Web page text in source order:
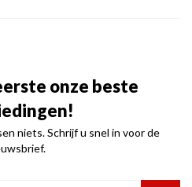
onze beste
niets. Schrijf u snel in voor de